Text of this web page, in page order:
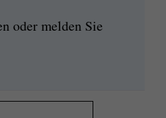
oder melden Sie